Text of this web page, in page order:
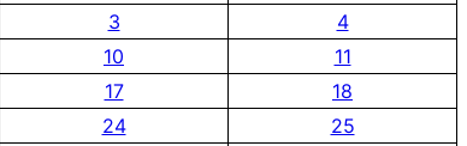
3
4
10
11
17
18
24
25